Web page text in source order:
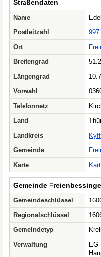
Straßendaten
Name
Postleitzahl
Ort
Breitengrad
Längengrad
Vorwahl
Telefonnetz
Land
Landkreis
Gemeinde
Karte
Gemeinde
Gemeindeschlüssel
Regionalschlüssel
Gemeindetyp
Verwaltung
EG